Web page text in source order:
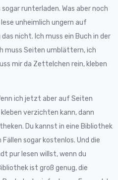
runterladen. Was aber noch
unheimlich ungern auf
nicht. Ich muss ein Buch in der
muss Seiten umblättern, ich
mir da Zettelchen rein, kleben
ich jetzt aber auf Seiten
verzichten kann, dann
Du kannst in eine Bibliothek
sogar kostenlos. Und die
pur lesen willst, wenn du
ist groß genug, die